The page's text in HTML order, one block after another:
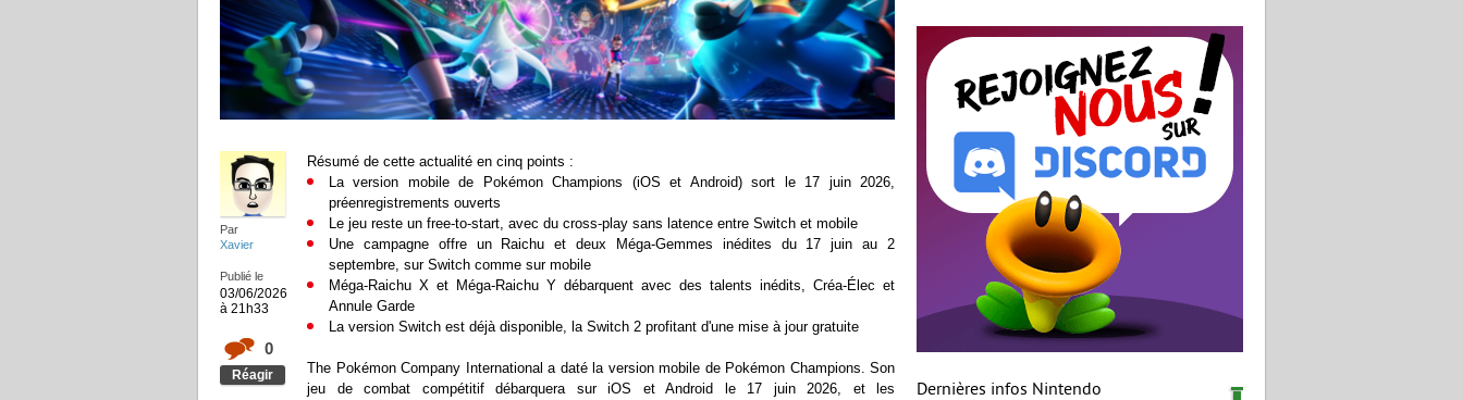
Par
Xavier
Publié le
03/06/2026
à 21h33
0
Réagir
Résumé de cette actualité en cinq points :
La version mobile de Pokémon Champions (iOS et Android) sort le 17 juin 2026,
préenregistrements ouverts
Le jeu reste un free-to-start, avec du cross-play sans latence entre Switch et mobile
Une campagne offre un Raichu et deux Méga-Gemmes inédites du 17 juin au 2
septembre, sur Switch comme sur mobile
Méga-Raichu X et Méga-Raichu Y débarquent avec des talents inédits, Créa-Élec et
Annule Garde
La version Switch est déjà disponible, la Switch 2 profitant d'une mise à jour gratuite
The Pokémon Company International a daté la version mobile de Pokémon Champions. Son
jeu de combat compétitif débarquera sur iOS et Android le 17 juin 2026, et les
Dernières infos Nintendo